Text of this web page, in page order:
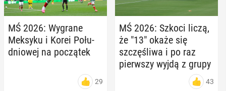
MŚ 2026: Wygrane
Meksyku i Korei Po­łu­
dnio­wej na po­czą­tek
29
MŚ 2026: Szkoci liczą,
że "13" okaże się
szczę­śli­wa i po raz
pierw­szy wyjdą z grupy
43